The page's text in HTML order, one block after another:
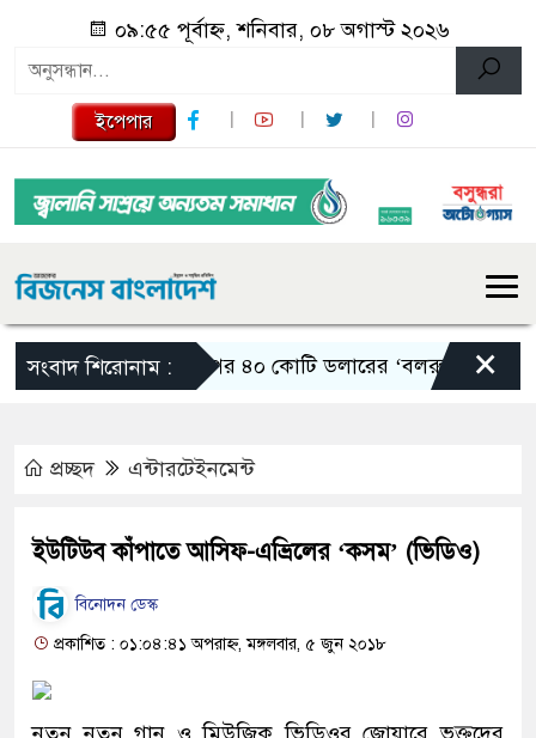
০৯:৫৫ পূর্বাহ্ন, শনিবার, ০৮ অগাস্ট ২০২৬
ইপেপার
সংবাদ শিরোনাম :ট্রাম্পের ৪০ কোটি ডলারের ‘বলরুম প্রকল্প’
×
প্রচ্ছদ এন্টারটেইনমেন্ট
ইউটিউব কাঁপাতে আসিফ-এভ্রিলের ‘কসম’ (ভিডিও)
বিনোদন ডেস্ক
প্রকাশিত : ০১:০৪:৪১ অপরাহ্ন, মঙ্গলবার, ৫ জুন ২০১৮